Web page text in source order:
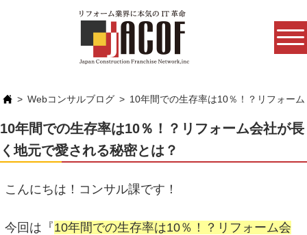
Webコンサルブログ 10年間での生存率は10％！？リフォー
10年間での生存率は10％！？リフォーム会社が長
く地元で愛される秘密とは？
こんにちは！コンサル課です！
今回は『10年間での生存率は10％！？リフォーム会